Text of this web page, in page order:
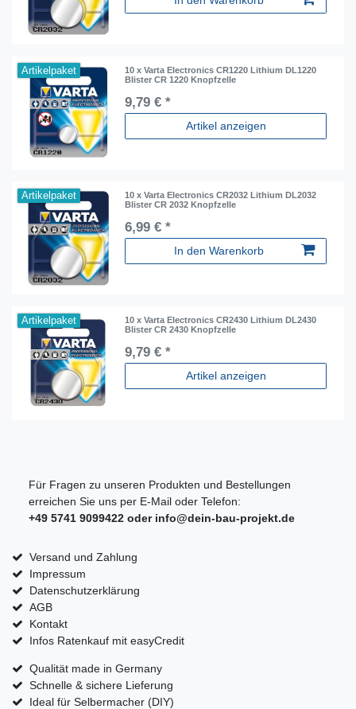
Artikelpaket
10 x Varta Electronics CR1220 Lithium DL1220
Blister CR 1220 Knopfzelle
9,79 € *
Artikel anzeigen
Artikelpaket
10 x Varta Electronics CR2032 Lithium DL2032
Blister CR 2032 Knopfzelle
6,99 € *
In den Warenkorb
Artikelpaket
10 x Varta Electronics CR2430 Lithium DL2430
Blister CR 2430 Knopfzelle
9,79 € *
Artikel anzeigen
Für Fragen zu unseren Produkten und Bestellungen
erreichen Sie uns per E-Mail oder Telefon:
+49 5741 9099422 oder info@dein-bau-projekt.de
Versand und Zahlung
Impressum
Datenschutzerklärung
AGB
Kontakt
Infos Ratenkauf mit easyCredit
Qualität made in Germany
Schnelle & sichere Lieferung
Ideal für Selbermacher (DIY)